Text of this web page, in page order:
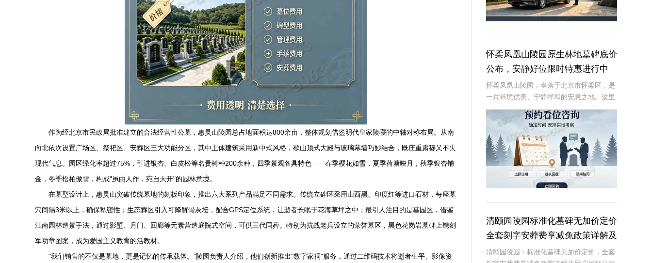
作为经北京市民政局批准建立的合法经营性公墓， 惠灵山陵园总占地面积达800余亩，整体规划借鉴明代皇家陵寝的中轴对称布局。从南
向北依次设置广场区、祭祀区、安葬区三大功能分区，其中主体建筑采用新中式风格，歇山顶式大殿与玻璃幕墙巧妙结合，既庄重肃穆又不失
现代气息。园区绿化率超过75%，引进银杏、白皮松等名贵树种200余种，四季景观各具特色——春季樱花如雪，夏季荷塘映月，秋季银杏铺
金，冬季松柏傲雪，构成"虽由人作，宛自天开"的园林意境。
在墓型设计上，惠灵山突破传统墓地的刻板印象，推出六大系列产品满足不同需求。传统立碑区采用山西黑、印度红等进口石材，每座墓
穴间隔3米以上，确保私密性；生态葬区引入可降解骨灰坛，配合GPS定位系统，让逝者长眠于花海草坪之中；最引人注目的是墓园区，借鉴
江南园林造景手法，通过影壁、月门、回廊等元素营造庭院式空间，可供三代同葬。特别为抗战老兵设立的荣誉墓区，黑色花岗岩墓碑上镌刻
军功章图案，成为爱国主义教育的活教材。
"我们销售的不仅是墓地，更是记忆的传承载体。"陵园负责人介绍，他们创新推出"数字家祠"服务，通过二维码技术将逝者生平、影像资
怀柔凤凰山陵园原生林地墓碑底价
公布，安静好位限时特惠进行中
怀柔凤凰山陵园，坐落于北京市怀柔区，是
一片环境优美、宁静祥和的安息之地。这里
不仅拥有得天独厚的自然环境，还以其独特
的原生林地墓碑设计，为逝者提供一个安静
而尊贵的归宿。近期，陵园推出了一项限时
特惠活动，
清颐园陵园标准化墓碑无加价定价
全套刻字安葬费享减免政策详解及
用户福利分析
清颐园陵园：标准化墓碑无加价定价，全套